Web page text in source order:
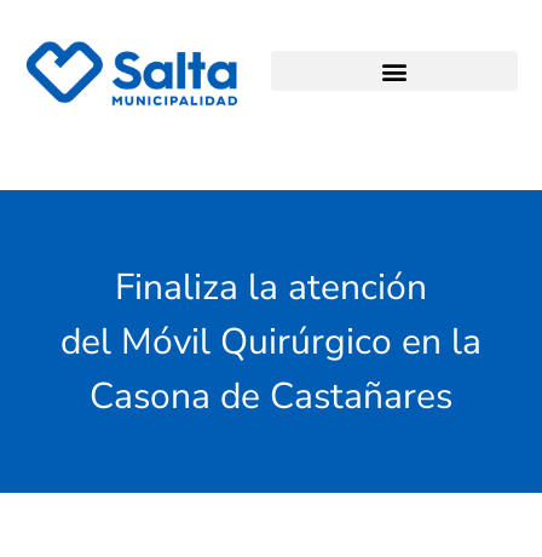
Finaliza la atención
del Móvil Quirúrgico en la
Casona de Castañares